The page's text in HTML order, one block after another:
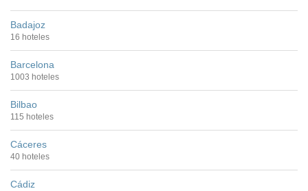
Badajoz
16 hoteles
Barcelona
1003 hoteles
Bilbao
115 hoteles
Cáceres
40 hoteles
Cádiz